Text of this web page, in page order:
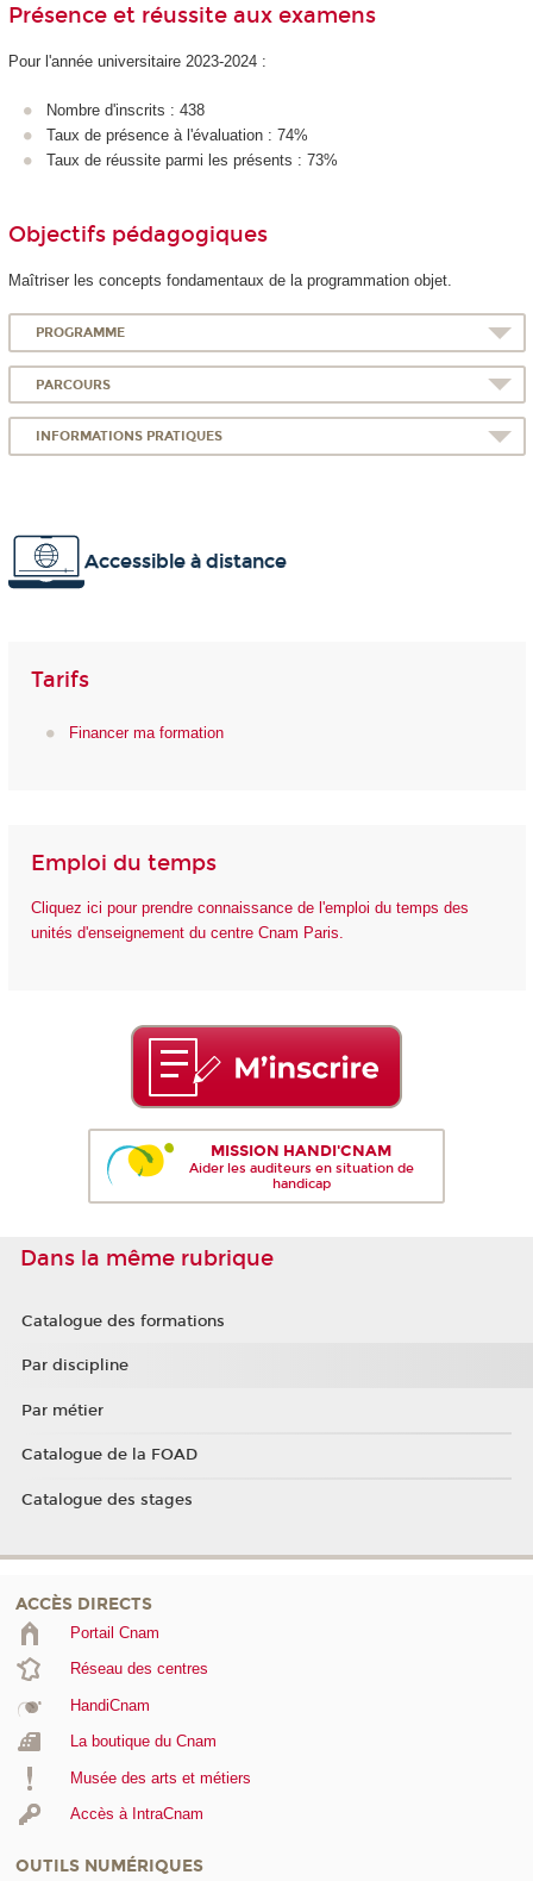
Présence et réussite aux examens
Pour l'année universitaire 2023-2024 :
Nombre d'inscrits : 438
Taux de présence à l'évaluation : 74%
Taux de réussite parmi les présents : 73%
Objectifs pédagogiques
Maîtriser les concepts fondamentaux de la programmation objet.
PROGRAMME
PARCOURS
INFORMATIONS PRATIQUES
Accessible à distance
Tarifs
Financer ma formation
Emploi du temps
Cliquez ici pour prendre connaissance de l'emploi du temps des
unités d'enseignement du centre Cnam Paris.
MISSION HANDI'CNAM
Aider les auditeurs en situation de
handicap
Dans la même rubrique
Catalogue des formations
Par discipline
Par métier
Catalogue de la FOAD
Catalogue des stages
ACCÈS DIRECTS
Portail Cnam
Réseau des centres
HandiCnam
La boutique du Cnam
Musée des arts et métiers
Accès à IntraCnam
OUTILS NUMÉRIQUES